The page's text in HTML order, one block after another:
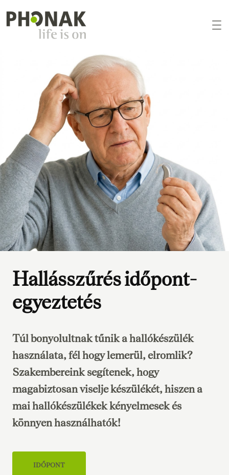
Hallásszűrés időpont-
egyeztetés
Túl bonyolultnak tűnik a hallókészülék
használata, fél hogy lemerül, elromlik?
Szakembereink segítenek, hogy
magabiztosan viselje készülékét, hiszen a
mai hallókészülékek kényelmesek és
könnyen használhatók!
IDŐPONT